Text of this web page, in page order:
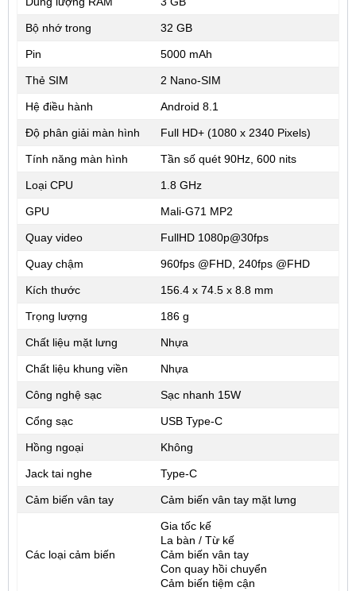
Bộ nhớ trong 32 GB
Pin 5000 mAh
Thẻ SIM 2 Nano-SIM
Hệ điều hành Android 8.1
Độ phân giải màn hình Full HD+ (1080 x 2340 Pixels)
Tính năng màn hình Tần số quét 90Hz, 600 nits
Loại CPU 1.8 GHz
GPU Mali-G71 MP2
Quay video FullHD 1080p@30fps
Quay chậm 960fps @FHD, 240fps @FHD
Kích thước 156.4 x 74.5 x 8.8 mm
Trọng lượng 186 g
Chất liệu mặt lưng Nhựa
Chất liệu khung viền Nhựa
Công nghệ sạc Sạc nhanh 15W
Cổng sạc USB Type-C
Hồng ngoại Không
Jack tai nghe Type-C
Cảm biến vân tay Cảm biến vân tay mặt lưng
Các loại cảm biến
Gia tốc kế
La bàn / Từ kế
Cảm biến vân tay
Con quay hồi chuyển
Cảm biến tiệm cận